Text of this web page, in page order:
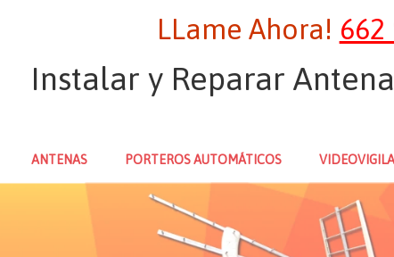
LLame Ahora! 662
Instalar y Reparar
ANTENAS PORTEROS AUTOMÁTICOS